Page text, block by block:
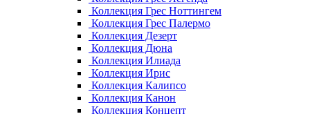
Коллекция Грес Ноттингем
Коллекция Грес Палермо
Коллекция Дезерт
Коллекция Дюна
Коллекция Илиада
Коллекция Ирис
Коллекция Калипсо
Коллекция Канон
Коллекция Концепт